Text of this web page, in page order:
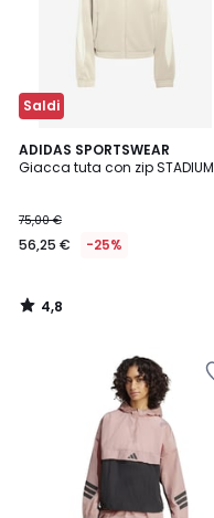
Saldi
ADIDAS SPORTSWEAR
Giacca tuta con zip STADIUM
75,00 €
56,25 € -25%
4,8
/ 5
4,8
/